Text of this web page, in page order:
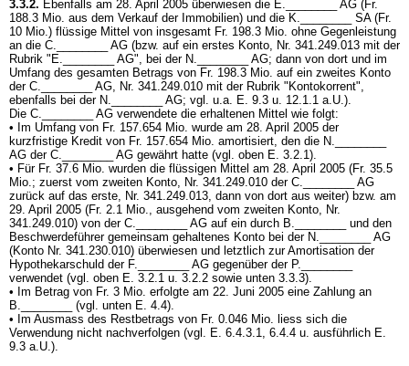
3.3.2. Ebenfalls am 28. April 2005 überwiesen die E.________ AG (Fr.
188.3 Mio. aus dem Verkauf der Immobilien) und die K.________ SA (Fr.
10 Mio.) flüssige Mittel von insgesamt Fr. 198.3 Mio. ohne Gegenleistung
an die C.________ AG (bzw. auf ein erstes Konto, Nr. 341.249.013 mit der
Rubrik "E.________ AG", bei der N.________ AG; dann von dort und im
Umfang des gesamten Betrags von Fr. 198.3 Mio. auf ein zweites Konto
der C.________ AG, Nr. 341.249.010 mit der Rubrik "Kontokorrent",
ebenfalls bei der N.________ AG; vgl. u.a. E. 9.3 u. 12.1.1 a.U.).
Die C.________ AG verwendete die erhaltenen Mittel wie folgt:
• Im Umfang von Fr. 157.654 Mio. wurde am 28. April 2005 der
kurzfristige Kredit von Fr. 157.654 Mio. amortisiert, den die N.________
AG der C.________ AG gewährt hatte (vgl. oben E. 3.2.1).
• Für Fr. 37.6 Mio. wurden die flüssigen Mittel am 28. April 2005 (Fr. 35.5
Mio.; zuerst vom zweiten Konto, Nr. 341.249.010 der C.________ AG
zurück auf das erste, Nr. 341.249.013, dann von dort aus weiter) bzw. am
29. April 2005 (Fr. 2.1 Mio., ausgehend vom zweiten Konto, Nr.
341.249.010) von der C.________ AG auf ein durch B.________ und den
Beschwerdeführer gemeinsam gehaltenes Konto bei der N.________ AG
(Konto Nr. 341.230.010) überwiesen und letztlich zur Amortisation der
Hypothekarschuld der F.________ AG gegenüber der P.________
verwendet (vgl. oben E. 3.2.1 u. 3.2.2 sowie unten 3.3.3).
• Im Betrag von Fr. 3 Mio. erfolgte am 22. Juni 2005 eine Zahlung an
B.________ (vgl. unten E. 4.4).
• Im Ausmass des Restbetrags von Fr. 0.046 Mio. liess sich die
Verwendung nicht nachverfolgen (vgl. E. 6.4.3.1, 6.4.4 u. ausführlich E.
9.3 a.U.).